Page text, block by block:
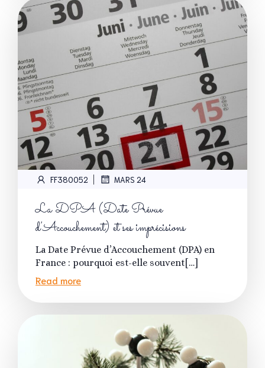
FF380052 | MARS 24
La DPA (Date Prévue
d’Accouchement) et ses imprécisions
La Date Prévue d’Accouchement (DPA) en
France : pourquoi est-elle souvent[…]
Read more